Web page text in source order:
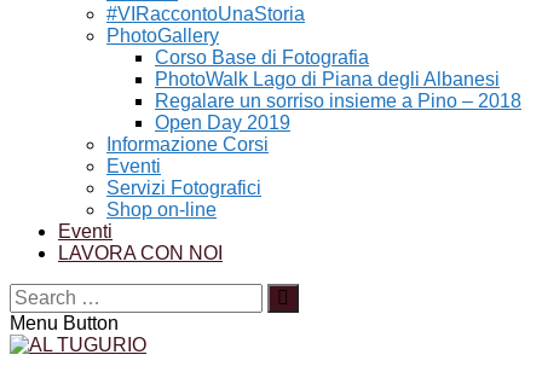
#VIRaccontoUnaStoria
PhotoGallery
Corso Base di Fotografia
PhotoWalk Lago di Piana degli Albanesi
Regalare un sorriso insieme a Pino – 2018
Open Day 2019
Informazione Corsi
Eventi
Servizi Fotografici
Shop on-line
Eventi
LAVORA CON NOI
Menu Button